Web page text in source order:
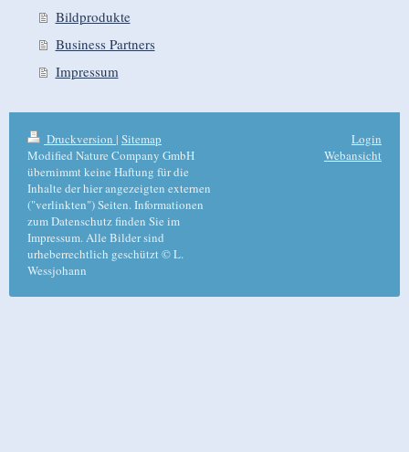
Bildprodukte
Business Partners
Impressum
Druckversion | Sitemap
Modified Nature Company GmbH
übernimmt keine Haftung für die
Inhalte der hier angezeigten externen
("verlinkten") Seiten. Informationen
zum Datenschutz finden Sie im
Impressum. Alle Bilder sind
urheberrechtlich geschützt © L.
Wessjohann
Login
Webansicht